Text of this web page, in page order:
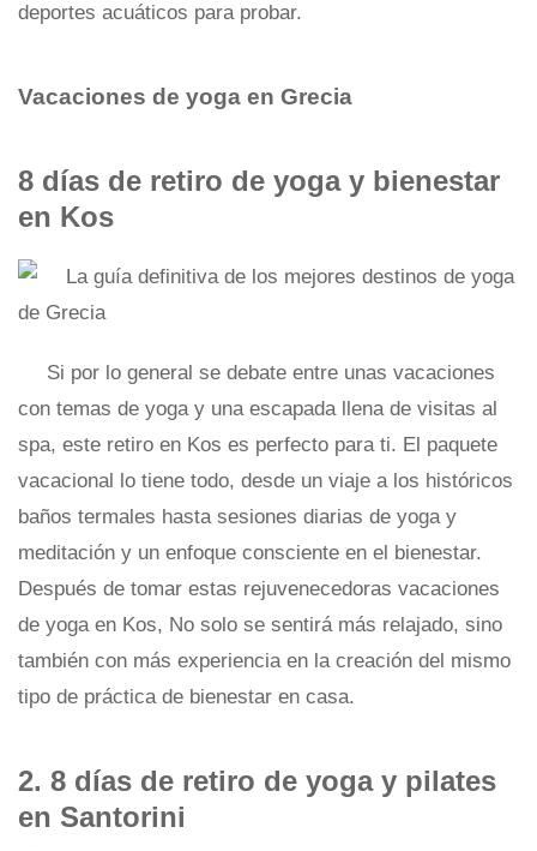
deportes acuáticos para probar.
Vacaciones de yoga en Grecia
8 días de retiro de yoga y bienestar
en Kos
Si por lo general se debate entre unas vacaciones
con temas de yoga y una escapada llena de visitas al
spa, este retiro en Kos es perfecto para ti. El paquete
vacacional lo tiene todo, desde un viaje a los históricos
baños termales hasta sesiones diarias de yoga y
meditación y un enfoque consciente en el bienestar.
Después de tomar estas rejuvenecedoras vacaciones
de yoga en Kos, No solo se sentirá más relajado, sino
también con más experiencia en la creación del mismo
tipo de práctica de bienestar en casa.
2. 8 días de retiro de yoga y pilates
en Santorini